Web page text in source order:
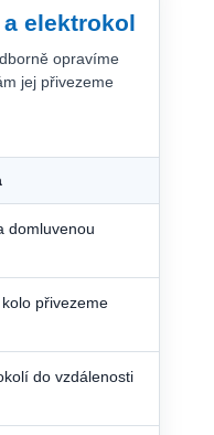
elektrokol
opravíme
jej přivezeme
domluvenou
přivezeme
do vzdálenosti